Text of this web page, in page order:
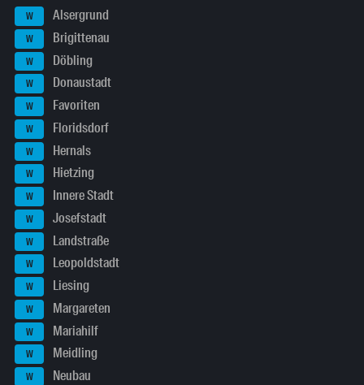
W Alsergrund
W Brigittenau
W Döbling
W Donaustadt
W Favoriten
W Floridsdorf
W Hernals
W Hietzing
W Innere Stadt
W Josefstadt
W Landstraße
W Leopoldstadt
W Liesing
W Margareten
W Mariahilf
W Meidling
W Neubau